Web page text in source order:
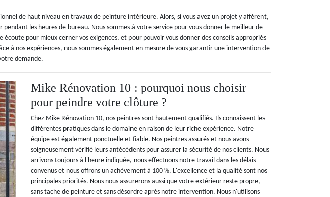
de haut niveau en travaux de peinture intérieure. Alors, si vous avez un projet y afférent,
pendant les heures de bureau. Nous sommes à votre service pour vous donner le meilleur de
écoute pour mieux cerner vos exigences, et pour pouvoir vous donner des conseils appropriés
à nos expériences, nous sommes également en mesure de vous garantir une intervention de
demande.
Mike Rénovation 10 : pourquoi nous choisir
pour peindre votre clôture ?
Chez Mike Rénovation 10, nos peintres sont hautement qualifiés. Ils connaissent les
différentes pratiques dans le domaine en raison de leur riche expérience. Notre
équipe est également ponctuelle et fiable. Nos peintres assurés et nous avons
soigneusement vérifié leurs antécédents pour assurer la sécurité de nos clients. Nous
arrivons toujours à l'heure indiquée, nous effectuons notre travail dans les délais
convenus et nous offrons un achèvement à 100 %. L'excellence et la qualité sont nos
principales priorités. Nous nous assurerons aussi que votre extérieur reste propre,
sans tache de peinture et sans désordre après notre intervention. Nous n'utilisons